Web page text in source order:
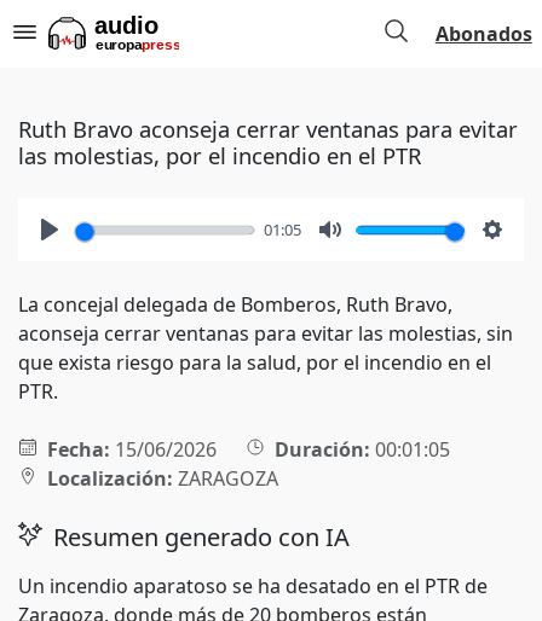
Abonados
Ruth Bravo aconseja cerrar ventanas para evitar
las molestias, por el incendio en el PTR
01:05
La concejal delegada de Bomberos, Ruth Bravo,
aconseja cerrar ventanas para evitar las molestias, sin
que exista riesgo para la salud, por el incendio en el
PTR.
Fecha: 15/06/2026 Duración: 00:01:05
Localización: ZARAGOZA
Resumen generado con IA
Un incendio aparatoso se ha desatado en el PTR de
Zaragoza, donde más de 20 bomberos están